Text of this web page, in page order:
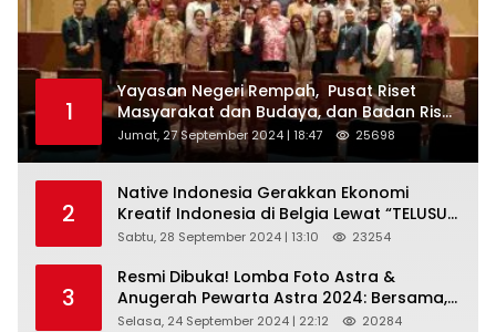
1
Yayasan Negeri Rempah, Pusat Riset
Masyarakat dan Budaya, dan Badan Riset
dan Inovasi Nasional ( BRIN ) Sukses
Gelar International Forum on Spice
Jumat, 27 September 2024 | 18:47 25698
2
Native Indonesia Gerakkan Ekonomi
Kreatif Indonesia di Belgia Lewat “TELUSUR
Kain Indonesia”
Sabtu, 28 September 2024 | 13:10 23254
3
Resmi Dibuka! Lomba Foto Astra &
Anugerah Pewarta Astra 2024: Bersama,
Berkarya, Berkelanjutan
Selasa, 24 September 2024 | 22:12 20284